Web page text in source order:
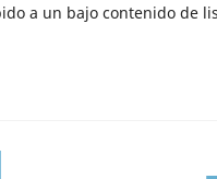
a un bajo contenido de